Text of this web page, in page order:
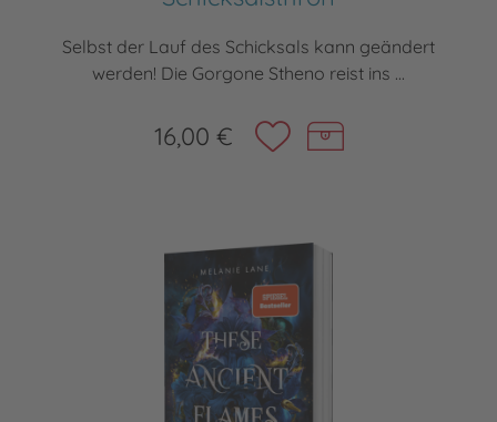
Selbst der Lauf des Schicksals kann geändert
werden! Die Gorgone Stheno reist ins ...
16,00 €